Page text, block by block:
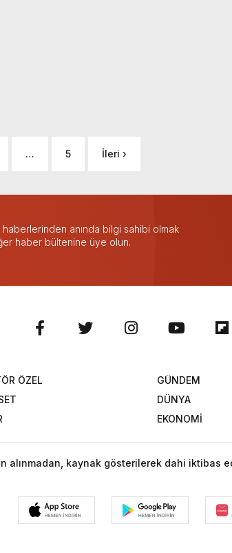
… 5 İleri ›
haberlerinden anında bilgi sahibi olmak
haber bültenine üye olun.
ÖZEL
GÜNDEM
DÜNYA
EKONOMİ
kaynak gösterilerek dahi iktibas